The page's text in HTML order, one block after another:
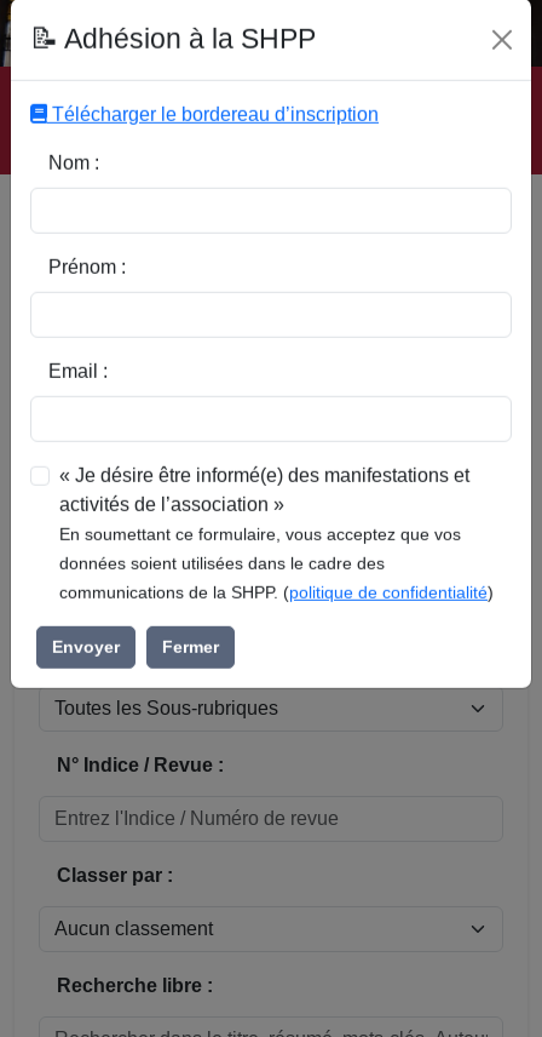
Sous-Rubriques | Mots-Clefs | Contact
Réinitialiser
Sous-rubrique / Commune :
N° Indice / Revue :
Classer par :
Recherche libre :
📝 Adhésion à la SHPP
Télécharger le bordereau d’inscription
Nom :
Prénom :
Email :
« Je désire être informé(e) des manifestations et
activités de l’association »
En soumettant ce formulaire, vous acceptez que vos
données soient utilisées dans le cadre des
communications de la SHPP. (politique de confidentialité)
Envoyer Fermer